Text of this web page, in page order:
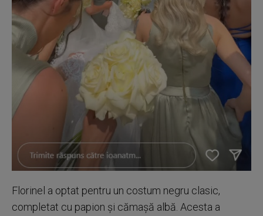
Florinel a optat pentru un costum negru clasic,
completat cu papion și cămașă albă. Acesta a